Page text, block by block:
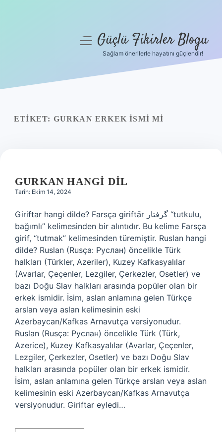
Yasal Uyarı
menüyüGüçlü Fikirler Blogu
Sağlam önerilerle hayatını güçlendir!
ETIKET: GURKAN ERKEK ISMI MI
GURKAN HANGI DIL
Tarih: Ekim 14, 2024
Giriftar hangi dilde? Farsça giriftār گرفتار “tutkulu,
bağımlı” kelimesinden bir alıntıdır. Bu kelime Farsça
girif, “tutmak” kelimesinden türemiştir. Ruslan hangi
dilde? Ruslan (Rusça: Руслан) öncelikle Türk
halkları (Türkler, Azeriler), Kuzey Kafkasyalılar
(Avarlar, Çeçenler, Lezgiler, Çerkezler, Osetler) ve
bazı Doğu Slav halkları arasında popüler olan bir
erkek ismidir. İsim, aslan anlamına gelen Türkçe
arslan veya aslan kelimesinin eski
Azerbaycan/Kafkas Arnavutça versiyonudur.
Ruslan (Rusça: Руслан) öncelikle Türk (Türk,
Azerice), Kuzey Kafkasyalılar (Avarlar, Çeçenler,
Lezgiler, Çerkezler, Osetler) ve bazı Doğu Slav
halkları arasında popüler olan bir erkek ismidir.
İsim, aslan anlamına gelen Türkçe arslan veya aslan
kelimesinin eski Azerbaycan/Kafkas Arnavutça
versiyonudur. Giriftar eyledi…